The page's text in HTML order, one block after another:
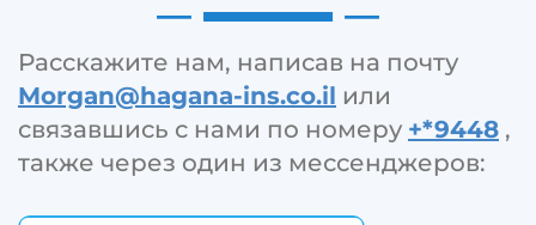
Расскажите нам, написав на почту
Morgan@hagana-ins.co.il или
связавшись с нами по номеру +*9448 ,
также через один из мессенджеров: